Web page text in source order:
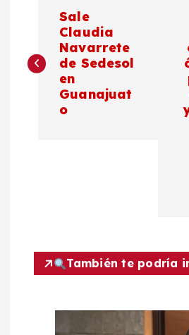
v
ó
Sale
Claudia
Navarrete
de Sedesol
en
Guanajuat
o
También te podría